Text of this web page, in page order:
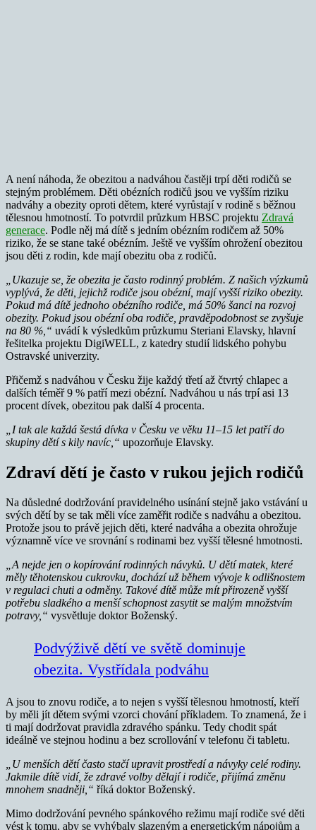
A není náhoda, že obezitou a nadváhou častěji trpí děti rodičů se
stejným problémem. Děti obézních rodičů jsou ve vyšším riziku
nadváhy a obezity oproti dětem, které vyrůstají v rodině s běžnou
tělesnou hmotností. To potvrdil průzkum HBSC projektu Zdravá
generace. Podle něj má dítě s jedním obézním rodičem až 50%
riziko, že se stane také obézním. Ještě ve vyšším ohrožení obezitou
jsou děti z rodin, kde mají obezitu oba z rodičů.
„Ukazuje se, že obezita je často rodinný problém. Z našich výzkumů
vyplývá, že děti, jejichž rodiče jsou obézní, mají vyšší riziko obezity.
Pokud má dítě jednoho obézního rodiče, má 50% šanci na rozvoj
obezity. Pokud jsou obézní oba rodiče, pravděpodobnost se zvyšuje
na 80 %,“ uvádí k výsledkům průzkumu Steriani Elavsky, hlavní
řešitelka projektu DigiWELL, z katedry studií lidského pohybu
Ostravské univerzity.
Přičemž s nadváhou v Česku žije každý třetí až čtvrtý chlapec a
dalších téměř 9 % patří mezi obézní. Nadváhou u nás trpí asi 13
procent dívek, obezitou pak další 4 procenta.
„I tak ale každá šestá dívka v Česku ve věku 11–15 let patří do
skupiny dětí s kily navíc,“ upozorňuje Elavsky.
Zdraví dětí je často v rukou jejich rodičů
Na důsledné dodržování pravidelného usínání stejně jako vstávání u
svých dětí by se tak měli více zaměřit rodiče s nadváhu a obezitou.
Protože jsou to právě jejich děti, které nadváha a obezita ohrožuje
významně více ve srovnání s rodinami bez vyšší tělesné hmotnosti.
„A nejde jen o kopírování rodinných návyků. U dětí matek, které
měly těhotenskou cukrovku, dochází už během vývoje k odlišnostem
v regulaci chuti a odměny. Takové dítě může mít přirozeně vyšší
potřebu sladkého a menší schopnost zasytit se malým množstvím
potravy,“ vysvětluje doktor Boženský.
Podvýživě dětí ve světě dominuje
obezita. Vystřídala podváhu
A jsou to znovu rodiče, a to nejen s vyšší tělesnou hmotností, kteří
by měli jít dětem svými vzorci chování příkladem. To znamená, že i
ti mají dodržovat pravidla zdravého spánku. Tedy chodit spát
ideálně ve stejnou hodinu a bez scrollování v telefonu či tabletu.
„U menších dětí často stačí upravit prostředí a návyky celé rodiny.
Jakmile dítě vidí, že zdravé volby dělají i rodiče, přijímá změnu
mnohem snadněji,“ říká doktor Boženský.
Mimo dodržování pevného spánkového režimu mají rodiče své děti
vést k tomu, aby se vyhýbaly slazeným a energetickým nápojům a